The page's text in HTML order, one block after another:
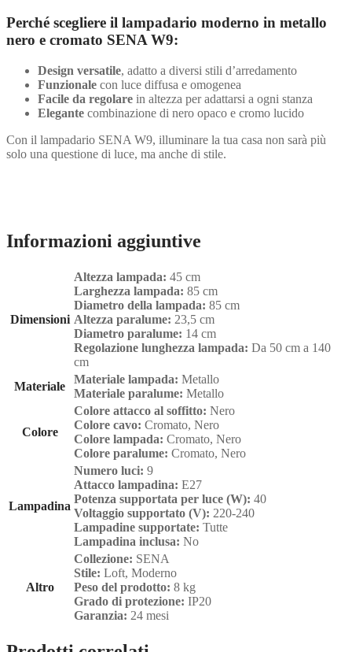
Perché scegliere il lampadario moderno in metallo
nero e cromato SENA W9:
Design versatile, adatto a diversi stili d’arredamento
Funzionale con luce diffusa e omogenea
Facile da regolare in altezza per adattarsi a ogni stanza
Elegante combinazione di nero opaco e cromo lucido
Con il lampadario SENA W9, illuminare la tua casa non sarà più
solo una questione di luce, ma anche di stile.
Informazioni aggiuntive
Dimensioni
Altezza lampada: 45 cm
Larghezza lampada: 85 cm
Diametro della lampada: 85 cm
Altezza paralume: 23,5 cm
Diametro paralume: 14 cm
Regolazione lunghezza lampada: Da 50 cm a 140
cm
Materiale
Materiale lampada: Metallo
Materiale paralume: Metallo
Colore
Colore attacco al soffitto: Nero
Colore cavo: Cromato, Nero
Colore lampada: Cromato, Nero
Colore paralume: Cromato, Nero
Lampadina
Numero luci: 9
Attacco lampadina: E27
Potenza supportata per luce (W): 40
Voltaggio supportato (V): 220-240
Lampadine supportate: Tutte
Lampadina inclusa: No
Altro
Collezione: SENA
Stile: Loft, Moderno
Peso del prodotto: 8 kg
Grado di protezione: IP20
Garanzia: 24 mesi